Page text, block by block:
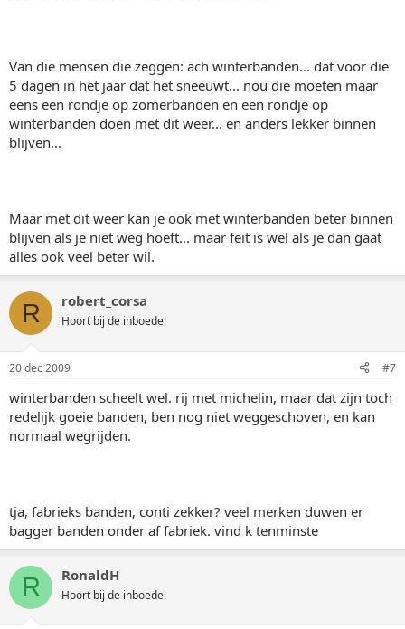
Van die mensen die zeggen: ach winterbanden... dat voor die
5 dagen in het jaar dat het sneeuwt... nou die moeten maar
eens een rondje op zomerbanden en een rondje op
winterbanden doen met dit weer... en anders lekker binnen
blijven...
Maar met dit weer kan je ook met winterbanden beter binnen
blijven als je niet weg hoeft... maar feit is wel als je dan gaat
alles ook veel beter wil.
R robert_corsa
Hoort bij de inboedel
20 dec 2009 #7
winterbanden scheelt wel. rij met michelin, maar dat zijn toch
redelijk goeie banden, ben nog niet weggeschoven, en kan
normaal wegrijden.
tja, fabrieks banden, conti zekker? veel merken duwen er
bagger banden onder af fabriek. vind k tenminste
R RonaldH
Hoort bij de inboedel